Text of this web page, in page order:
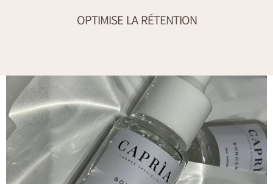
OPTIMISE LA RÉTENTION